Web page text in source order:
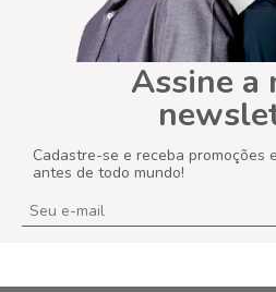
Assine a
Cadastre-se e receba promoções
antes de todo mundo!